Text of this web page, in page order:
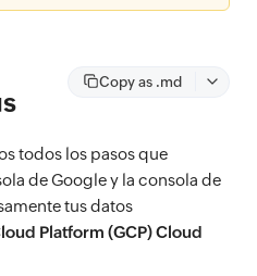
Copy as .md
todos los pasos que
de Google y la consola de
tus datos
Platform (GCP) Cloud